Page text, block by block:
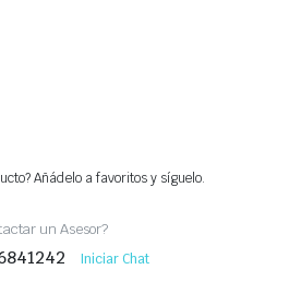
Añádelo a favoritos y síguelo.
un Asesor?
Iniciar Chat